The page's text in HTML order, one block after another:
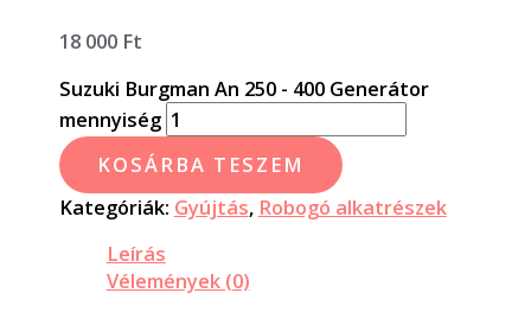
18 000 Ft
Suzuki Burgman An 250 - 400 Generátor
mennyiség
KOSÁRBA TESZEM
Kategóriák: Gyújtás, Robogó alkatrészek
Leírás
Vélemények (0)